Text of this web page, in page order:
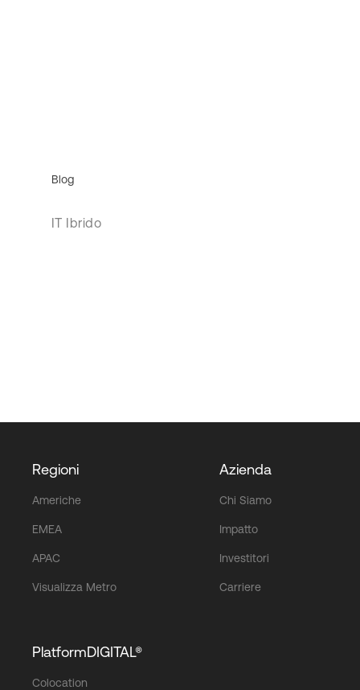
Blog
IT Ibrido
Regioni
Americhe
EMEA
APAC
Visualizza Metro
Azienda
Chi Siamo
Impatto
Investitori
Carriere
PlatformDIGITAL®
Colocation